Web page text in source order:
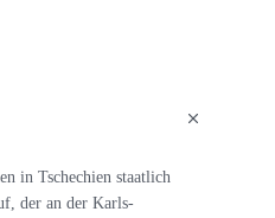
in Tschechien staatlich
der an der Karls-